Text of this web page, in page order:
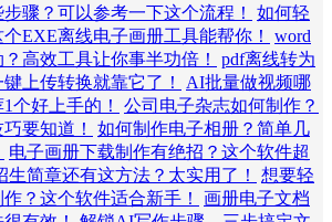
骤？可以参考一下这个流程！
如何轻
EXE离线电子画册工具能帮你！
word
高效工具让你事半功倍！
pdf离线转为
上传转换就靠它了！
AI批量做视频哪
个好上手的！
公司电子杂志如何制作？
要知道！
如何制作电子相册？简单几
电子画册下载制作有绝招？这个软件超
生简章还有这方法？太实用了！
想要轻
？这个软件适合新手！
画册电子文档